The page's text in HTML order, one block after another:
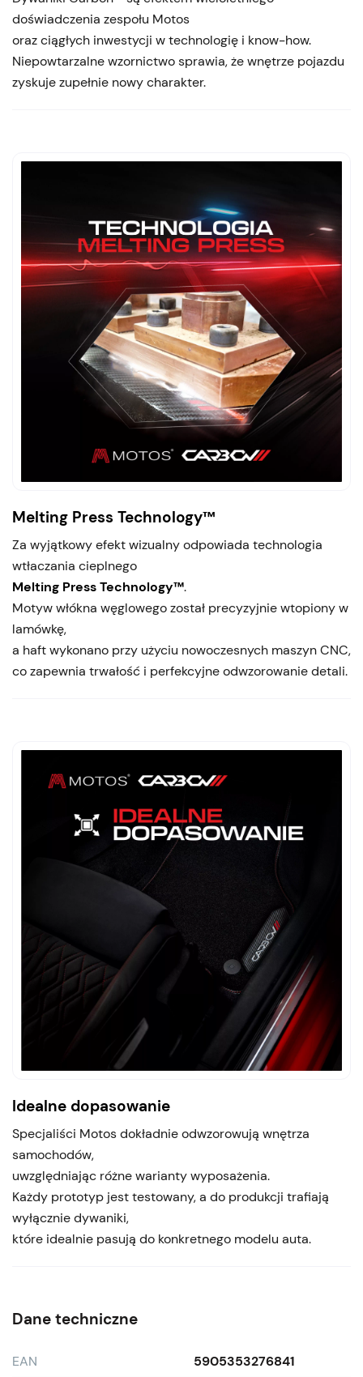
doświadczenia zespołu Motos
oraz ciągłych inwestycji w technologię i know-how.
Niepowtarzalne wzornictwo sprawia, że wnętrze pojazdu
zyskuje zupełnie nowy charakter.
Melting Press Technology™
Za wyjątkowy efekt wizualny odpowiada technologia
wtłaczania cieplnego
Melting Press Technology™.
Motyw włókna węglowego został precyzyjnie wtopiony w
lamówkę,
a haft wykonano przy użyciu nowoczesnych maszyn CNC,
co zapewnia trwałość i perfekcyjne odwzorowanie detali.
Idealne dopasowanie
Specjaliści Motos dokładnie odwzorowują wnętrza
samochodów,
uwzględniając różne warianty wyposażenia.
Każdy prototyp jest testowany, a do produkcji trafiają
wyłącznie dywaniki,
które idealnie pasują do konkretnego modelu auta.
Dane techniczne
EAN
5905353276841